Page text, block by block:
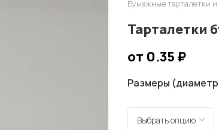
Бумажные тарталетки
Тарталетки
от 0.35 ₽
Размеры